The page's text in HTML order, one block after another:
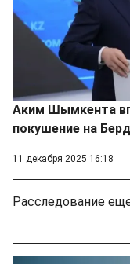
Аким Шымкента
покушение на
11 декабря 2025 16:18
Расследование